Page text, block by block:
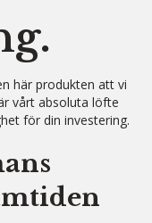
här produkten att vi
vårt absoluta löfte
för din investering.